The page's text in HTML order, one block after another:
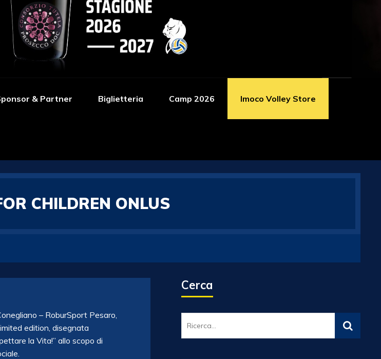
& Partner Biglietteria Camp 2026 Imoco Volley Store
CHILDREN ONLUS
– RoburSport Pesaro,
edition, disegnata
la Vita!” allo scopo di
Cerca